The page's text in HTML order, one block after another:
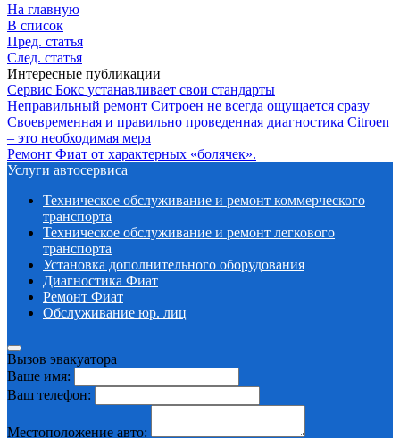
На главную
В список
Пред. статья
След. статья
Интересные публикации
Сервис Бокс устанавливает свои стандарты
Неправильный ремонт Ситроен не всегда ощущается сразу
Своевременная и правильно проведенная диагностика Citroen
– это необходимая мера
Ремонт Фиат от характерных «болячек».
Услуги автосервиса
Техническое обcлуживание и ремонт коммерческого
транспорта
Техническое обcлуживание и ремонт легкового
транспорта
Установка дополнительного оборудования
Диагностика Фиат
Ремонт Фиат
Обслуживание юр. лиц
Вызов эвакуатора
Ваше имя:
Ваш телефон:
Местоположение авто: